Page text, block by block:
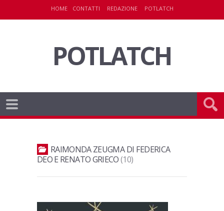
HOME CONTATTI REDAZIONE POTLATCH
POTLATCH
RAIMONDA ZEUGMA DI FEDERICA
DEO E RENATO GRIECO 10